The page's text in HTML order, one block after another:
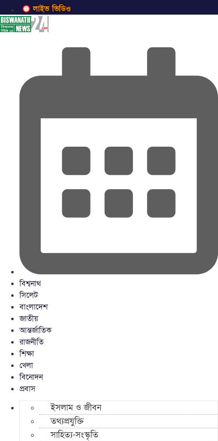
লাইভ ভিডিও
বিশ্বনাথ
সিলেট
বাংলাদেশ
জাতীয়
আন্তর্জাতিক
রাজনীতি
শিক্ষা
খেলা
বিনোদন
প্রবাস
ইসলাম ও জীবন
তথ্যপ্রযুক্তি
সাহিত্য-সংস্কৃতি